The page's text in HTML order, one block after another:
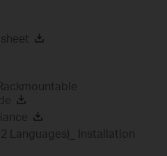
Languages)_ Installation